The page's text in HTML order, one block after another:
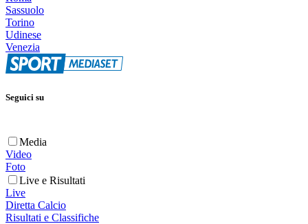
Sassuolo
Torino
Udinese
Venezia
Seguici su
Media
Video
Foto
Live e Risultati
Live
Diretta Calcio
Risultati e Classifiche